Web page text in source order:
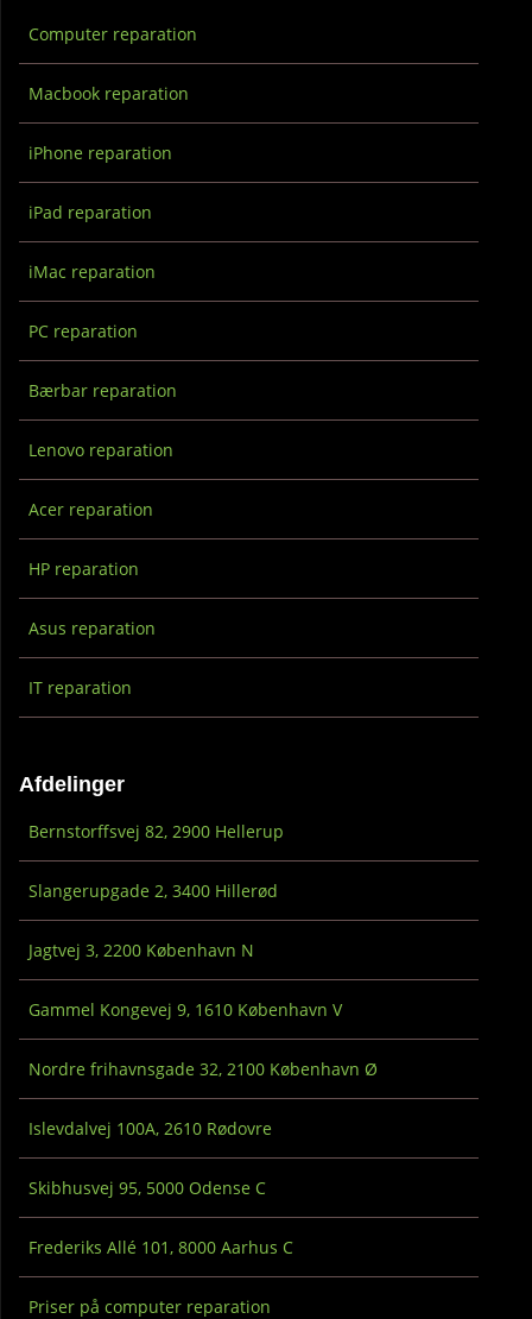
Computer reparation
Macbook reparation
iPhone reparation
iPad reparation
iMac reparation
PC reparation
Bærbar reparation
Lenovo reparation
Acer reparation
HP reparation
Asus reparation
IT reparation
Afdelinger
Bernstorffsvej 82, 2900 Hellerup
Slangerupgade 2, 3400 Hillerød
Jagtvej 3, 2200 København N
Gammel Kongevej 9, 1610 København V
Nordre frihavnsgade 32, 2100 København Ø
Islevdalvej 100A, 2610 Rødovre
Skibhusvej 95, 5000 Odense C
Frederiks Allé 101, 8000 Aarhus C
Priser på computer reparation